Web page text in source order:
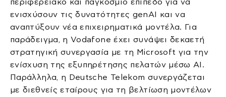
ενισχύσουν τις δυνατότητες genAI και να
αναπτύξουν νέα επιχειρηματικά μοντέλα. Για
παράδειγμα, η Vodafone έχει συνάψει δεκαετή
στρατηγική συνεργασία με τη Microsoft για την
ενίσχυση της εξυπηρέτησης πελατών μέσω AI.
Παράλληλα, η Deutsche Telekom συνεργάζεται
με διεθνείς εταίρους για τη βελτίωση μοντέλων